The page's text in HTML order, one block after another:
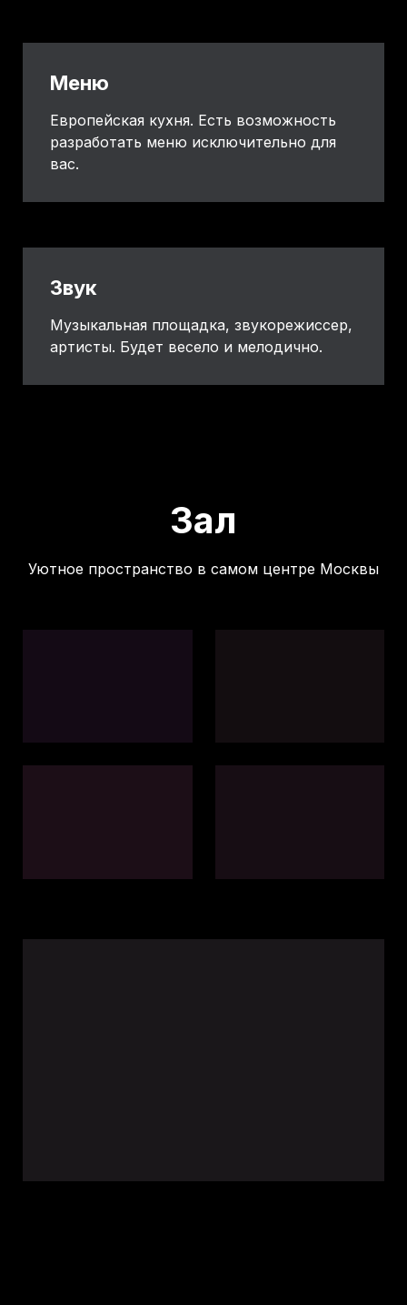
Меню
Европейская кухня. Есть возможность
разработать меню исключительно для
вас.
Звук
Музыкальная площадка, звукорежиссер,
артисты. Будет весело и мелодично.
Зал
Уютное пространство в самом центре Москвы